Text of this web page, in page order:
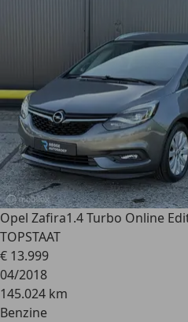
Opel Zafira1.4 Turbo Online
TOPSTAAT
€ 13.999
04/2018
145.024 km
Benzine